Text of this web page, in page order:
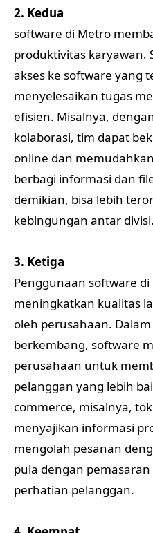
2. Kedua
software di Metro
produktivitas karyawan.
akses ke software yang
menyelesaikan tugas
efisien. Misalnya,
kolaborasi, tim dapat
online dan
berbagi informasi dan
demikian, bisa lebih
kebingungan antar divisi.
3. Ketiga
Penggunaan software
meningkatkan kualitas
oleh perusahaan.
berkembang, software
perusahaan untuk
pelanggan yang lebih
commerce, misalnya,
menyajikan informasi
mengolah pesanan
pula dengan
perhatian pelanggan.